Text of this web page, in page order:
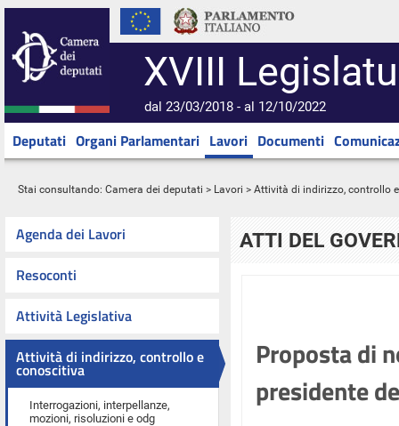
XVIII
dal 23/03/2018 - al 12/10/2022
Deputati Organi Parlamentari Lavori Documenti
Stai consultando: Camera dei deputati > Lavori > Attività di indirizzo, controllo
Agenda dei Lavori
Resoconti
Attività Legislativa
Attività di indirizzo, controllo e
conoscitiva
Interrogazioni, interpellanze,
mozioni, risoluzioni e odg
ATTI DEL
Proposta di
presidente